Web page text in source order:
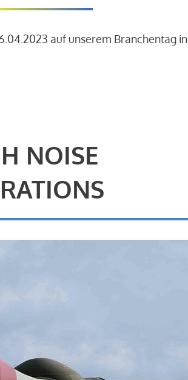
auf unserem Branchentag in
NOISE